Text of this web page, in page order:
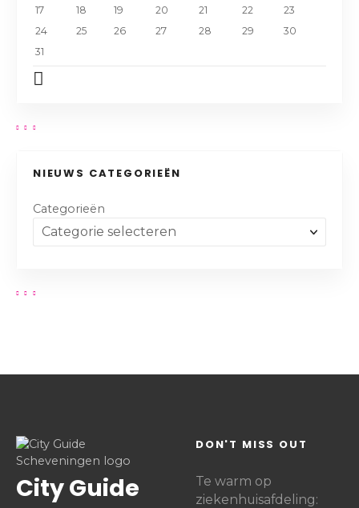
17
18 19 20 21 22
23
24
25 26 27 28 29
30
31
NIEUWS CATEGORIEËN
Categorieën
City Guide
DON'T MISS OUT
Te warm op
ziekenhuisafdeling: